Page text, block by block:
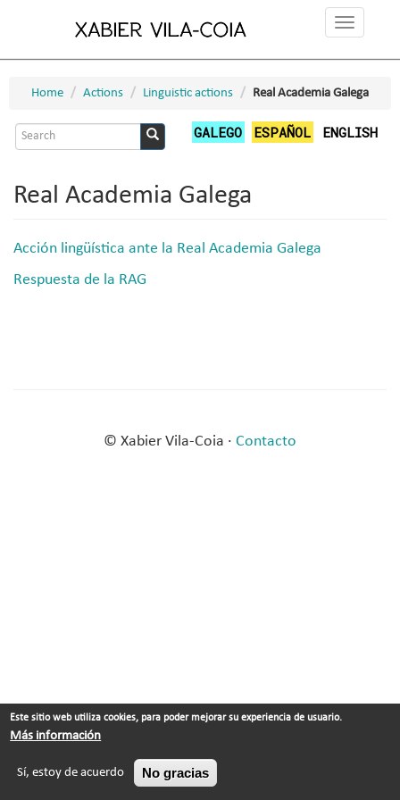
Toggle
Home Actions Linguistic actions Real Academia Galega
Search
GALEGO ESPAÑOL ENGLISH
Real Academia Galega
Acción lingüística ante la Real Academia Galega
Respuesta de la RAG
© Xabier Vila-Coia · Contacto
Este sitio web utiliza cookies, para poder mejorar su experiencia de usuario.
Más información
Sí, estoy de acuerdo No gracias